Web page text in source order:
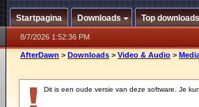
Startpagina Downloads Top downloads
8/7/2026 1:52:36 PM
AfterDawn > Downloads > Video & Audio >
Dit is een oude versie van deze software. Je